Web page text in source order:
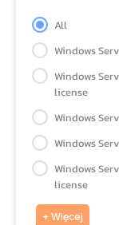
System
All
Windows
Windows
license
Windows
Windows
Windows
license
+ Więcej